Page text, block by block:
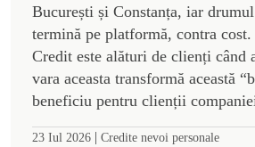
București și Constanța, iar
termină pe platformă, contra
Credit este alături de clienți când
vara aceasta transformă această
beneficiu pentru clienții
23 Iul 2026 | Credite nevoi personale